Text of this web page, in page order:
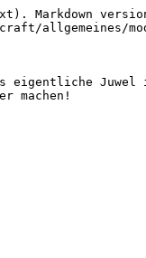
allgemeines/
eigentliche
machen!